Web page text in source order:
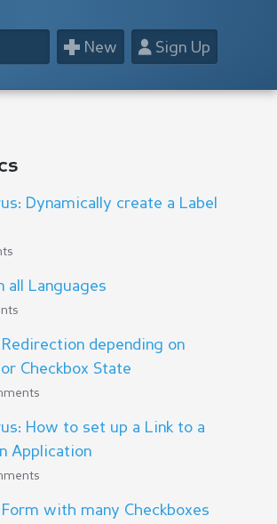
👤Sign Up
+ New
Dynamically create a Label
all Languages
depending on
Checkbox State
How to set up a Link to a
Application
Form with many Checkboxes